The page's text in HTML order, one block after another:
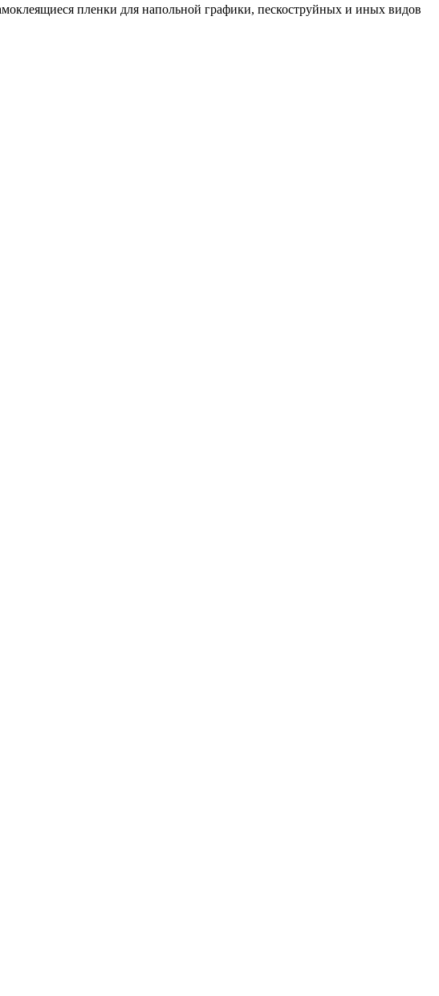
пленки для напольной графики, пескоструйных и иных видов